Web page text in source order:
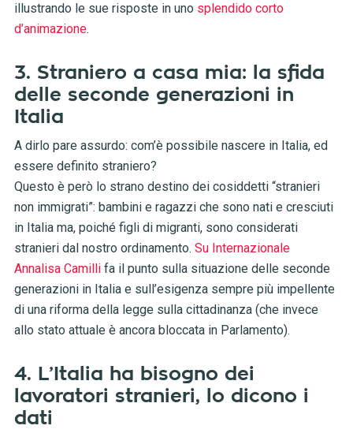
illustrando le sue risposte in uno splendido corto
d’animazione.
3. Straniero a casa mia: la sfida
delle seconde generazioni in
Italia
A dirlo pare assurdo: com’è possibile nascere in Italia, ed
essere definito straniero?
Questo è però lo strano destino dei cosiddetti “stranieri
non immigrati”: bambini e ragazzi che sono nati e cresciuti
in Italia ma, poiché figli di migranti, sono considerati
stranieri dal nostro ordinamento. Su Internazionale
Annalisa Camillifa il punto sulla situazione delle seconde
generazioni in Italia e sull’esigenza sempre più impellente
di una riforma della legge sulla cittadinanza (che invece
allo stato attuale è ancora bloccata in Parlamento).
4. L’Italia ha bisogno dei
lavoratori stranieri, lo dicono i
dati